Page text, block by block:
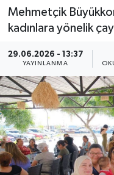
Mehmetçik
kadınlara yönelik
29.06.2026 - 13:37
YAYINLANMA